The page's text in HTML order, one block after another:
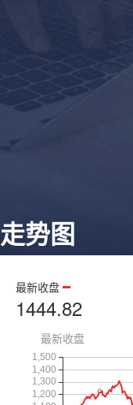
走势图
最新收盘
1444.82